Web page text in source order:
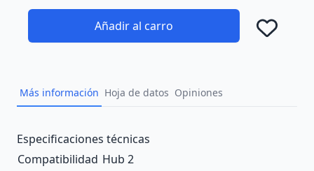
Añadir al carro
Más información Hoja de datos Opiniones
Description
Especificaciones técnicas
Compatibilidad Hub 2